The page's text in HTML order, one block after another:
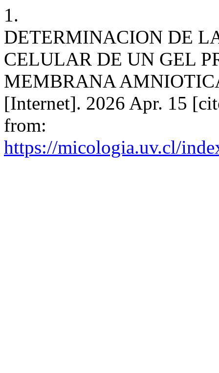
1.
DETERMINACION DE
CELULAR DE UN GEL
MEMBRANA
[Internet]. 2026 Apr. 15
from:
https://micologia.uv.cl/